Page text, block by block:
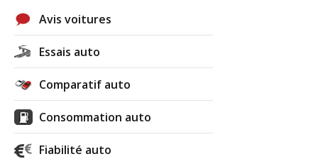
Avis voitures
Essais auto
Comparatif auto
Consommation auto
Fiabilité auto